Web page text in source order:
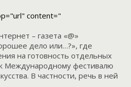
content="
– газета «@»
дело или…?», где
на готовность отдельных
Международному фестивалю
В частности, речь в ней